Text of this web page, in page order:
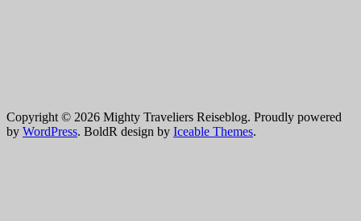
Copyright © 2026 Mighty Traveliers Reiseblog. Proudly powered
by WordPress. BoldR design by Iceable Themes.